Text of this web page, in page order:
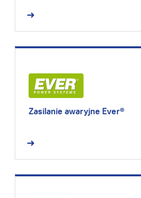
Zasilanie awaryjne Ever®